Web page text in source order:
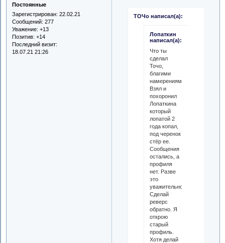
Постоянные
Зарегистрирован: 22.02.21
Сообщений: 277
Уважение: +13
Позитив: +14
Последний визит:
18.07.21 21:26
ТОЧо написал(а):
Лопаткин
написал(а):
Что ты
сделал
Точо,
благими
намерениями?
Взял и
похоронил
Лопаткина
который
лопатой 2
года копал,
под черенок
стёр ее.
Сообщения
остались, а
профиля
нет. Разве
это
уважительно?
Сделай
реверс
обратно. Я
открою
старый
профиль.
Хотя делай